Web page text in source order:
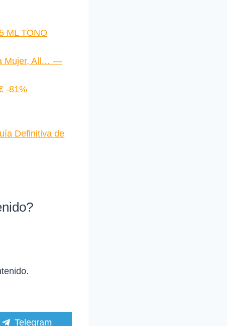
ML TONO
Mujer, All… —
-81%
Definitiva de
C
Telegram